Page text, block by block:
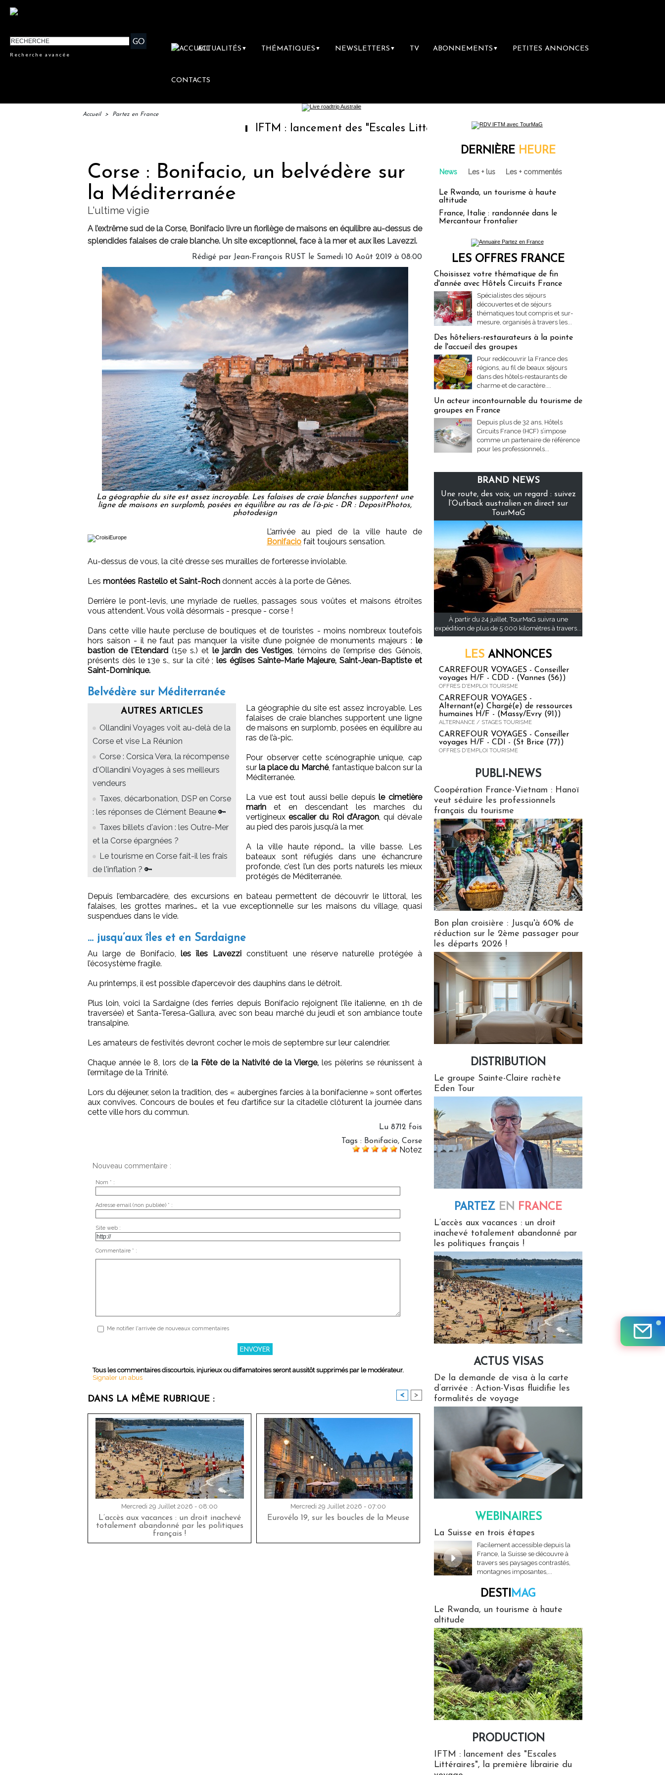
Recherche avancée
ACTUALITÉS ▼ THÉMATIQUES ▼ NEWSLETTERS ▼ TV ABONNEMENTS ▼ PETITES ANNONCES
CONTACTS
Accueil > Partez en France
IFTM : lancement des "Escales Littéraires", la première librairie du voyage
Corse : Bonifacio, un belvédère sur
la Méditerranée
L'ultime vigie
A l’extrême sud de la Corse, Bonifacio livre un florilège de maisons en équilibre au-dessus de
splendides falaises de craie blanche. Un site exceptionnel, face à la mer et aux îles Lavezzi.
Rédigé par Jean-François RUST le Samedi 10 Août 2019 à 08:00
La géographie du site est assez incroyable. Les falaises de craie blanches supportent une
ligne de maisons en surplomb, posées en équilibre au ras de l’à-pic - DR : DepositPhotos,
photodesign
L’arrivée au pied de la ville haute de
Bonifacio fait toujours sensation.
Au-dessus de vous, la cité dresse ses murailles de forteresse inviolable.
Les montées Rastello et Saint-Roch donnent accès à la porte de Gênes.
Derrière le pont-levis, une myriade de ruelles, passages sous voûtes et maisons étroites
vous attendent. Vous voilà désormais - presque - corse !
Dans cette ville haute percluse de boutiques et de touristes - moins nombreux toutefois
hors saison - il ne faut pas manquer la visite d’une poignée de monuments majeurs : le
bastion de l'Etendard (15e s.) et le jardin des Vestiges, témoins de l’emprise des Génois,
présents dès le 13e s., sur la cité ;les églises Sainte-Marie Majeure, Saint-Jean-Baptiste et
Saint-Dominique.
Belvédère sur Méditerranée
AUTRES ARTICLES
Ollandini Voyages voit au-delà de la
Corse et vise La Réunion
Corse : Corsica Vera, la récompense
d'Ollandini Voyages à ses meilleurs
vendeurs
Taxes, décarbonation, DSP en Corse
: les réponses de Clément Beaune 🔑
Taxes billets d'avion : les Outre-Mer
et la Corse épargnées ?
Le tourisme en Corse fait-il les frais
de l'inflation ? 🔑
La géographie du site est assez incroyable. Les
falaises de craie blanches supportent une ligne
de maisons en surplomb, posées en équilibre au
ras de l’à-pic.
Pour observer cette scénographie unique, cap
surla place du Marché, fantastique balcon sur la
Méditerranée.
La vue est tout aussi belle depuisle cimetière
marin et en descendant les marches du
vertigineuxescalier du Roi d’Aragon, qui dévale
au pied des parois jusqu’à la mer.
A la ville haute répond… la ville basse. Les
bateaux sont réfugiés dans une échancrure
profonde, c’est l’un des ports naturels les mieux
protégés de Méditerranée.
Depuis l’embarcadère, des excursions en bateau permettent de découvrir le littoral, les
falaises, les grottes marines… et la vue exceptionnelle sur les maisons du village, quasi
suspendues dans le vide.
… jusqu’aux îles et en Sardaigne
Au large de Bonifacio,les îles Lavezzi constituent une réserve naturelle protégée à
l’écosystème fragile.
Au printemps, il est possible d’apercevoir des dauphins dans le détroit.
Plus loin, voici la Sardaigne (des ferries depuis Bonifacio rejoignent l’île italienne, en 1h de
traversée) et Santa-Teresa-Gallura, avec son beau marché du jeudi et son ambiance toute
transalpine.
Les amateurs de festivités devront cocher le mois de septembre sur leur calendrier.
Chaque année le 8, lors de la Fête de la Nativité de la Vierge, les pèlerins se réunissent à
l’ermitage de la Trinité.
Lors du déjeuner, selon la tradition, des « aubergines farcies à la bonifacienne » sont offertes
aux convives. Concours de boules et feu d’artifice sur la citadelle clôturent la journée dans
cette ville hors du commun.
Lu 8712 fois
Tags : Bonifacio, Corse
Notez
Nouveau commentaire :
Nom * :
Adresse email (non publiée) * :
Site web :
Commentaire * :
Me notifier l'arrivée de nouveaux commentaires
Tous les commentaires discourtois, injurieux ou diffamatoires seront aussitôt supprimés par le modérateur.
Signaler un abus
DANS LA MÊME RUBRIQUE : < >
Mercredi 29 Juillet 2026 - 08:00
L’accès aux vacances : un droit inachevé
totalement abandonné par les politiques
français !
Mercredi 29 Juillet 2026 - 07:00
Eurovélo 19, sur les boucles de la Meuse
DERNIÈRE HEURE
News Les + lus Les + commentés
Le Rwanda, un tourisme à haute
altitude
France, Italie : randonnée dans le
Mercantour frontalier
LES OFFRES FRANCE
Choisissez votre thématique de fin
d'année avec Hôtels Circuits France
Spécialistes des séjours
découvertes et de séjours
thématiques tout compris et sur-
mesure, organisés à travers les...
Des hôteliers-restaurateurs à la pointe
de l'accueil des groupes
Pour redécouvrir la France des
régions, au fil de beaux séjours
dans des hôtels-restaurants de
charme et de caractère....
Un acteur incontournable du tourisme de
groupes en France
Depuis plus de 32 ans, Hôtels
Circuits France (HCF) s’impose
comme un partenaire de référence
pour les professionnels...
BRAND NEWS
Une route, des voix, un regard : suivez
l’Outback australien en direct sur
TourMaG
À partir du 24 juillet, TourMaG suivra une
expédition de plus de 5 000 kilomètres à travers...
LES ANNONCES
CARREFOUR VOYAGES - Conseiller
voyages H/F - CDD - (Vannes (56))
OFFRES D'EMPLOI TOURISME
CARREFOUR VOYAGES -
Alternant(e) Chargé(e) de ressources
humaines H/F - (Massy/Evry (91))
ALTERNANCE / STAGES TOURISME
CARREFOUR VOYAGES - Conseiller
voyages H/F - CDI - (St Brice (77))
OFFRES D'EMPLOI TOURISME
PUBLI-NEWS
Coopération France-Vietnam : Hanoï
veut séduire les professionnels
français du tourisme
Bon plan croisière : Jusqu'à 60% de
réduction sur le 2ème passager pour
les départs 2026 !
DISTRIBUTION
Le groupe Sainte-Claire rachète
Eden Tour
PARTEZ EN FRANCE
L’accès aux vacances : un droit
inachevé totalement abandonné par
les politiques français !
ACTUS VISAS
De la demande de visa à la carte
d’arrivée : Action-Visas fluidifie les
formalités de voyage
WEBINAIRES
La Suisse en trois étapes
Facilement accessible depuis la
France, la Suisse se découvre à
travers ses paysages contrastés,
montagnes imposantes,...
DESTIMAG
Le Rwanda, un tourisme à haute
altitude
PRODUCTION
IFTM : lancement des "Escales
Littéraires", la première librairie du